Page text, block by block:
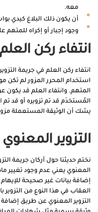
معه.
أن يكون ذلك البلاغ كيدي
وجود إجبار أو إكراه للمتهم
انتفاء ركن
انتفاء ركن العلم في جريمة
استخدام المحرر المزور لم تكن
المتهم. وانتفاء العلم قد
المُستخدَم قد تم تزويره أو قد تم
يشك أن الوثيقة المستعملة
التزوير
نختم حديثنا حول أركان جريمة
المعنوي يعني عدم وجود تغيير
إضافة بيانات غير صحيحة
العقاب في هذا النوع من التزوير
التزوير المعنوي عن طريق إضافة